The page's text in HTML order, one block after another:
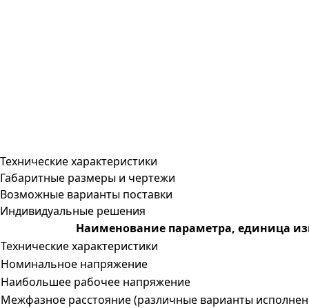
Технические характеристики
Габаритные размеры и чертежи
Возможные варианты поставки
Индивидуальные решения
Наименование параметра, единица
Технические характеристики
Номинальное напряжение
Наибольшее рабочее напряжение
Межфазное расстояние (различные варианты